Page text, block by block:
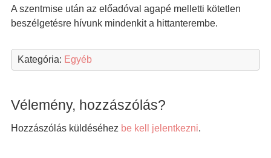
A szentmise után az előadóval agapé melletti kötetlen
beszélgetésre hívunk mindenkit a hittanterembe.
Kategória: Egyéb
Vélemény, hozzászólás?
Hozzászólás küldéséhez be kell jelentkezni.